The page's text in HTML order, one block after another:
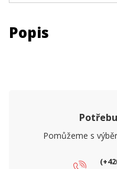
Popis
Pomůžeme s